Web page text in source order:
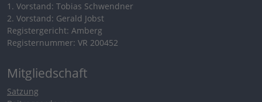
1. Vorstand: Tobias Schwendner
2. Vorstand: Gerald Jobst
Registergericht: Amberg
Registernummer: VR 200452
Mitgliedschaft
Satzung